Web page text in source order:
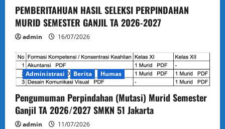
PEMBERITAHUAN HASIL SELEKSI PERPINDAHAN
MURID SEMESTER GANJIL TA 2026-2027
admin 16/07/2026
Administrasi Berita Humas
Pengumuman Perpindahan (Mutasi) Murid Semester
Ganjil TA 2026/2027 SMKN 51 Jakarta
admin 11/07/2026